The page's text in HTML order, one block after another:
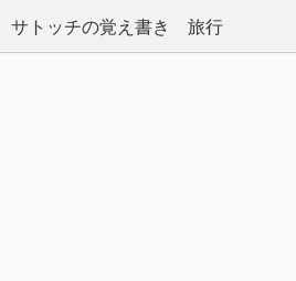
サトッチの覚え書き 旅行